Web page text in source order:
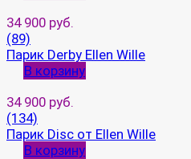
34 900 руб.
(89)
Парик Derby Ellen Wille
В корзину
34 900 руб.
(134)
Парик Disc от Ellen Wille
В корзину